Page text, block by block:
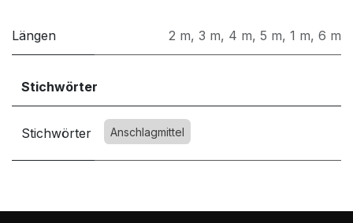
Längen 2 m, 3 m, 4 m, 5 m, 1 m, 6 m
Stichwörter
Stichwörter Anschlagmittel